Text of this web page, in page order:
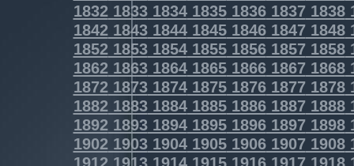
1832183318341835183618371838
1842184318441845184618471848
1852185318541855185618571858
1862186318641865186618671868
1872187318741875187618771878
1882188318841885188618871888
1892189318941895189618971898
1902190319041905190619071908